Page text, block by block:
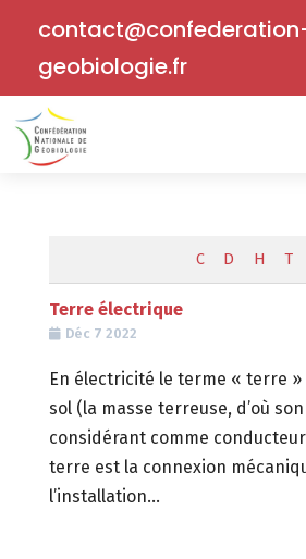
geobiologie.fr
C D H T
Terre électrique
Déc 7 2022
En électricité le terme « terre
sol (la masse terreuse, d’où
considérant comme
terre est la connexion
l’installation...